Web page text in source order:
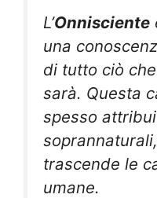
L’Onnisciente
una
di tutto ciò
sarà. Questa
spesso
trascende le
umane.